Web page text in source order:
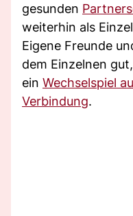
gesunden
weiterhin als
Eigene Freunde
dem Einzelnen
ein Wechselspiel
Verbindung.